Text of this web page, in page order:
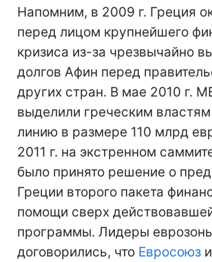
Напомним, в 2009 г. Греция
перед лицом крупнейшего
кризиса из-за чрезвычайно
долгов Афин перед
других стран. В мае 2010 г.
выделили греческим
линию в размере 110 млрд
2011 г. на экстренном
было принято решение о
Греции второго пакета
помощи сверх
программы. Лидеры
договорились, что Евросоюз